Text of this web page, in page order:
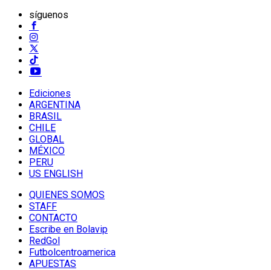
síguenos
Ediciones
ARGENTINA
BRASIL
CHILE
GLOBAL
MÉXICO
PERU
US ENGLISH
QUIENES SOMOS
STAFF
CONTACTO
Escribe en Bolavip
RedGol
Futbolcentroamerica
APUESTAS